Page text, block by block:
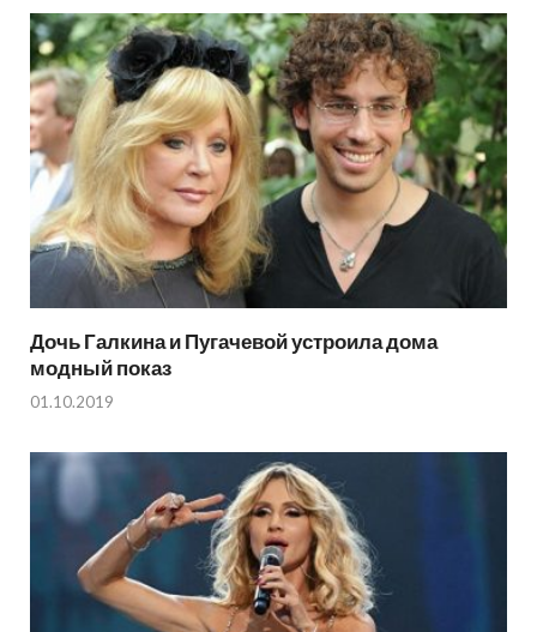
Дочь Галкина и Пугачевой устроила дома
модный показ
01.10.2019